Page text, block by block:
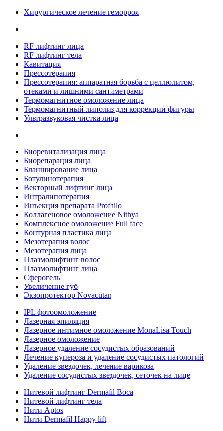
Хирургическое лечение геморроя
RF лифтинг лица
RF лифтинг тела
Кавитация
Прессотерапия
Прессотерапия: аппаратная борьба с целлюлитом,
отеками и лишними сантиметрами
Термомагнитное омоложение лица
Термомагнитный липолиз для коррекции фигуры
Ультразвуковая чистка лица
Биоревитализация лица
Биорепарация лица
Бланширование лица
Ботулинотерапия
Векторный лифтинг лица
Интралипотерапия
Инъекция препарата Profhilo
Коллагеновое омоложение Nithya
Комплексное омоложение Full face
Контурная пластика лица
Мезотерапия волос
Мезотерапия лица
Плазмолифтинг волос
Плазмолифтинг лица
Сферогель
Увеличение губ
Экзопротектор Novacutan
IPL фотоомоложение
Лазерная эпиляция
Лазерное интимное омоложение MonaLisa Touch
Лазерное омоложение
Лазерное удаление сосудистых образований
Лечение купероза и удаление сосудистых патологий
Удаление звездочек, лечение варикоза
Удаление сосудистых звездочек, сеточек на лице
Нитевой лифтинг Dermafil Boca
Нитевой лифтинг тела
Нити Aptos
Нити Dermafil Happy lift